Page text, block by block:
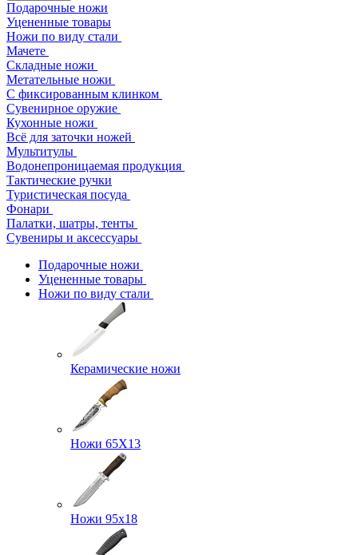
Подарочные ножи
Уцененные товары
Ножи по виду стали
Мачете
Складные ножи
Метательные ножи
С фиксированным клинком
Сувенирное оружие
Кухонные ножи
Всё для заточки ножей
Мультитулы
Водонепроницаемая продукция
Тактические ручки
Туристическая посуда
Фонари
Палатки, шатры, тенты
Сувениры и аксессуары
Подарочные ножи
Уцененные товары
Ножи по виду стали
Керамические ножи
Ножи 65Х13
Ножи 95х18